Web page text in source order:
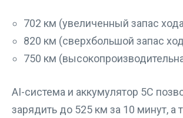
702 км (увеличенный запас
820 км (сверхбольшой запас
750 км
AI-система и аккумулятор 5C
зарядить до 525 км за 10 минут, а